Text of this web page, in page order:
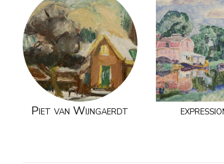
Piet van Wijngaerdt